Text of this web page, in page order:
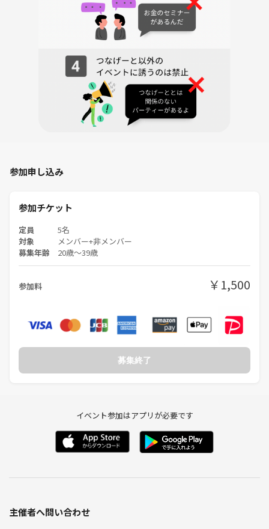
参加申し込み
参加チケット
定員 5名
対象 メンバー+非メンバー
募集年齢 20歳〜39歳
参加料 ￥1,500
募集終了
イベント参加はアプリが必要です
主催者へ問い合わせ